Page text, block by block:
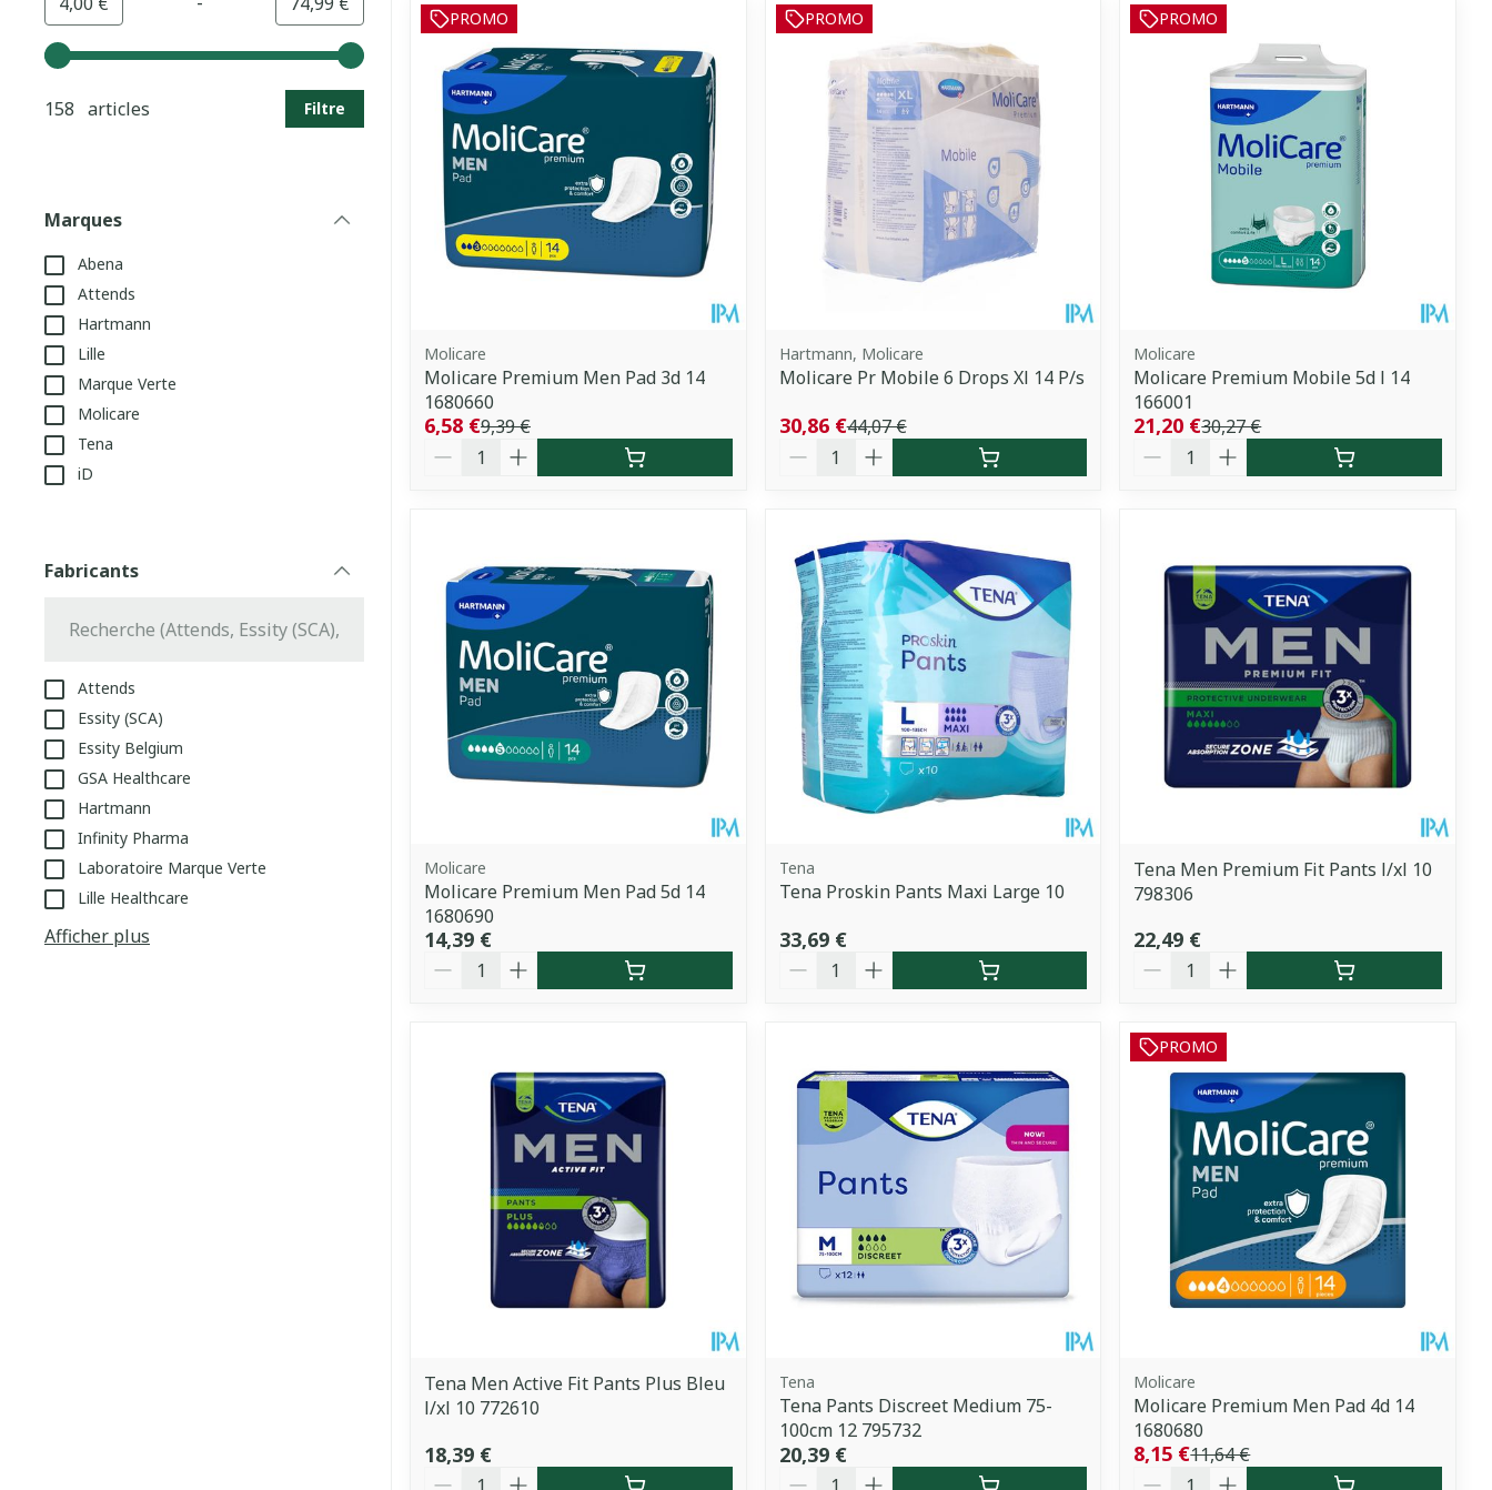
Utilisez les touches fléchées gauche et droite pour ajuster les valeurs minimales et maximales du prix.
158 articles
Filtre
Marques
Abena
Attends
Hartmann
Lille
Marque Verte
Molicare
Tena
iD
Fabricants
Attends
Essity (SCA)
Essity Belgium
GSA Healthcare
Hartmann
Infinity Pharma
Laboratoire Marque Verte
Lille Healthcare
Afficher plus
PROMO
Molicare
Molicare Premium Men Pad 3d 14
1680660
9,39 €
6,58 €
Quantité
PROMO
Hartmann, Molicare
Molicare Pr Mobile 6 Drops Xl 14 P/s
44,07 €
30,86 €
Quantité
PROMO
Molicare
Molicare Premium Mobile 5d l 14
166001
30,27 €
21,20 €
Quantité
Molicare
Molicare Premium Men Pad 5d 14
1680690
14,39 €
Quantité
Tena
Tena Proskin Pants Maxi Large 10
33,69 €
Quantité
Tena Men Premium Fit Pants l/xl 10
798306
22,49 €
Quantité
Tena Men Active Fit Pants Plus Bleu
l/xl 10 772610
18,39 €
Quantité
Tena
Tena Pants Discreet Medium 75-
100cm 12 795732
20,39 €
Quantité
PROMO
Molicare
Molicare Premium Men Pad 4d 14
1680680
11,64 €
8,15 €
Quantité